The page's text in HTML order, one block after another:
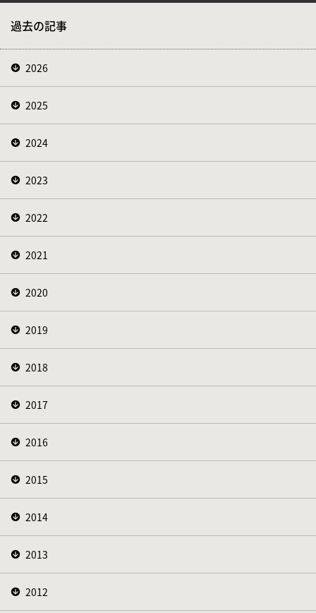
過去の記事
2026
2025
2024
2023
2022
2021
2020
2019
2018
2017
2016
2015
2014
2013
2012